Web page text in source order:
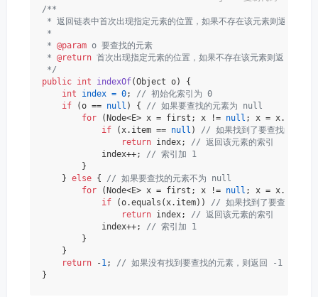
/**
* 返回链表中首次出现指定元素的位置，如果不存在该元素则返回 -1。
*
* @param o 要查找的元素
* @return 首次出现指定元素的位置，如果不存在该元素则返回 -1
*/
public int indexOf(Object o)
{
int
index = 0; // 初始化索引为 0
if (o == null ) { // 如果要查找的元素为 null
for (Node<E> x = first; x != null ; x =
if (x.item == null ) // 如果找到了要查找的元素
return index; // 返回该元素的索引
            index++;
// 索引加 1
        }
    }
else { // 如果要查找的元素不为 null
for (Node<E> x = first; x != null ; x =
if (o.equals(x.item)) // 如果找到了要查找的元
return index; // 返回该元素的索引
            index++;
// 索引加 1
        }
    }
return -1; // 如果没有找到要查找的元素，则返回 -1